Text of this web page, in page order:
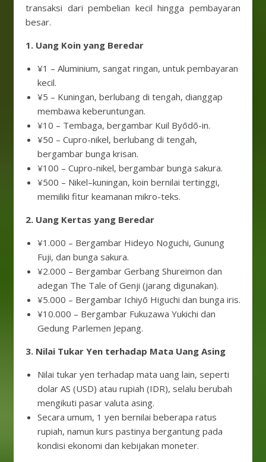
transaksi dari pembelian kecil hingga pembayaran
besar.
1. Uang Koin yang Beredar
¥1 – Aluminium, sangat ringan, untuk pembayaran
kecil.
¥5 – Kuningan, berlubang di tengah, dianggap
membawa keberuntungan.
¥10 – Tembaga, bergambar Kuil Byōdō-in.
¥50 – Cupro-nikel, berlubang di tengah,
bergambar bunga krisan.
¥100 – Cupro-nikel, bergambar bunga sakura.
¥500 – Nikel–kuningan, koin bernilai tertinggi,
memiliki fitur keamanan mikro-teks.
2. Uang Kertas yang Beredar
¥1.000 – Bergambar Hideyo Noguchi, Gunung
Fuji, dan bunga sakura.
¥2.000 – Bergambar Gerbang Shureimon dan
adegan The Tale of Genji (jarang digunakan).
¥5.000 – Bergambar Ichiyō Higuchi dan bunga iris.
¥10.000 – Bergambar Fukuzawa Yukichi dan
Gedung Parlemen Jepang.
3. Nilai Tukar Yen terhadap Mata Uang Asing
Nilai tukar yen terhadap mata uang lain, seperti
dolar AS (USD) atau rupiah (IDR), selalu berubah
mengikuti pasar valuta asing.
Secara umum, 1 yen bernilai beberapa ratus
rupiah, namun kurs pastinya bergantung pada
kondisi ekonomi dan kebijakan moneter.